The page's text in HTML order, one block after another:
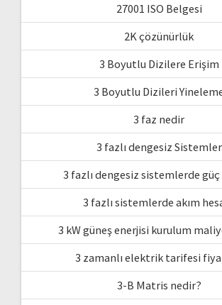
27001 ISO Belgesi
2K çözünürlük
3 Boyutlu Dizilere Erişim
3 Boyutlu Dizileri
3 faz nedir
3 fazlı dengesiz Sistemler
3 fazlı dengesiz sistemlerde güç
3 fazlı sistemlerde akım
3 kW güneş enerjisi kurulum
3 zamanlı elektrik tarifesi
3-B Matris nedir?